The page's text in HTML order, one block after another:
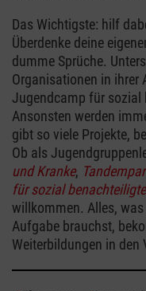
Das Wichtigste: hilf
Überdenke deine
dumme Sprüche.
Organisationen in ihrer
Jugendcamp für sozial
Ansonsten werden
gibt so viele Projekte,
Ob als
und Kranke,
für sozial
willkommen. Alles,
Aufgabe brauchst,
Weiterbildungen in den